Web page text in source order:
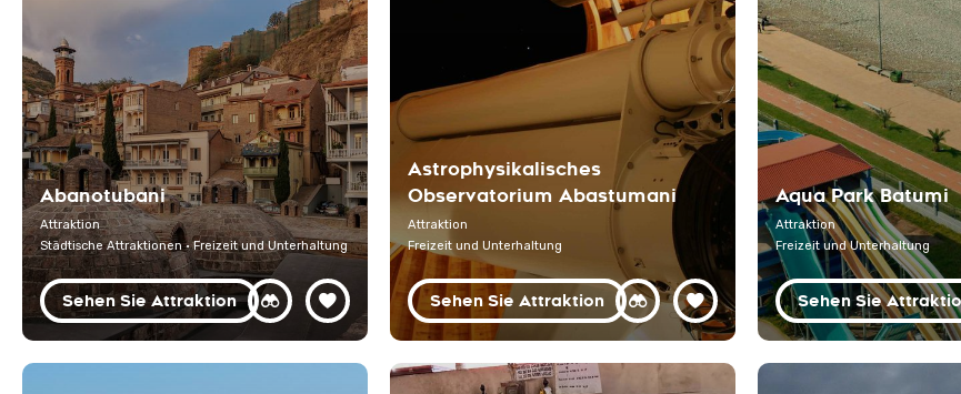
Abanotubani
Attraktion
Städtische Attraktionen · Freizeit und Unterhaltung
Sehen Sie Attraktion
Astrophysikalisches
Observatorium Abastumani
Attraktion
Freizeit und Unterhaltung
Sehen Sie Attraktion
Aqua Park Batumi
Attraktion
Freizeit und Unterhaltung
Sehen Sie